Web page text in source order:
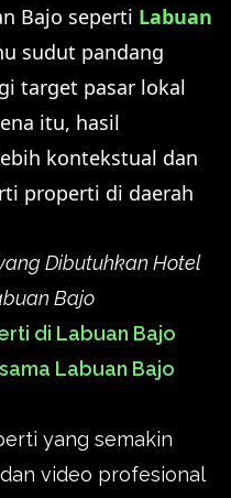
Bajo seperti Labuan
sudut pandang
target pasar lokal
itu, hasil
kontekstual dan
properti di daerah
Dibutuhkan Hotel
Bajo
di Labuan Bajo
Labuan Bajo
yang semakin
video profesional